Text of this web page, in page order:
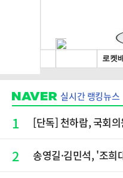
실시간 랭킹뉴스
1 [단독] 천하람, 국회
2 송영길·김민석, '조